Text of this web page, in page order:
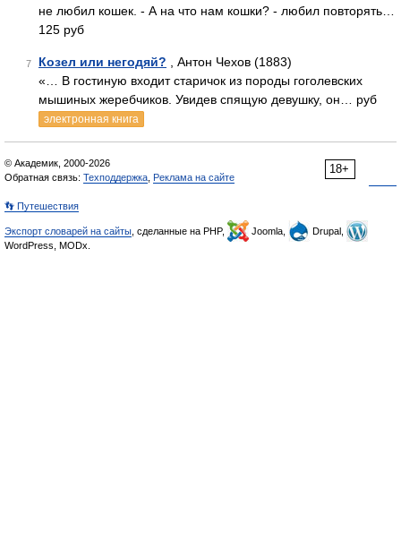
не любил кошек. - А на что нам кошки? - любил повторять…
125 руб
7 Козел или негодяй? , Антон Чехов (1883)
«… В гостиную входит старичок из породы гоголевских
мышиных жеребчиков. Увидев спящую девушку, он… руб
электронная книга
18+
© Академик, 2000-2026
Обратная связь: Техподдержка Реклама на сайте
👣 Путешествия
Экспорт словарей на сайты , сделанные на PHP, Joomla,
Drupal,
WordPress, MODx.